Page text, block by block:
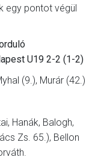
egy pontot végül
U19 2-2 (1-2)
(9.), Murár (42.)
Hanák, Balogh,
Zs. 65.), Bellon